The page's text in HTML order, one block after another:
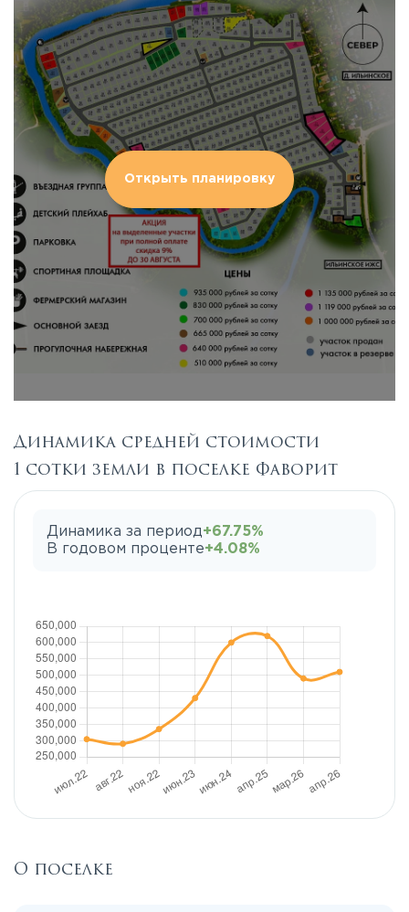
Открыть планировку
Динамика средней стоимости
1 сотки земли в поселке Фаворит
Динамика за период+67.75%
В годовом проценте+4.08%
О поселке